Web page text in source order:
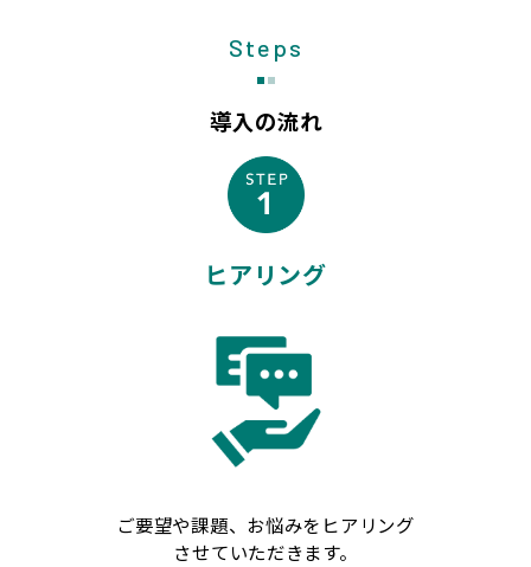
Steps
導入の流れ
ヒアリング
ご要望や課題、お悩みをヒアリング
させていただきます。